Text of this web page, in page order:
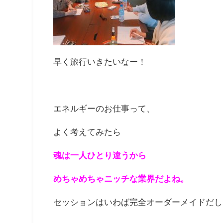
早く旅行いきたいなー！
エネルギーのお仕事って、
よく考えてみたら
魂は一人ひとり違うから
めちゃめちゃニッチな業界だよね。
セッションはいわば完全オーダーメイドだ